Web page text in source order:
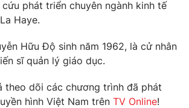
phát triển chuyên ngành kinh tế
Haye.
Hữu Độ sinh năm 1962, là cử nhân
sĩ quản lý giáo dục.
theo dõi các chương trình đã phát
hình Việt Nam trên TV Online!